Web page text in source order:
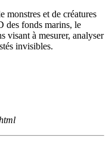
monstres et de créatures
des fonds marins, le
visant à mesurer, analyser
invisibles.